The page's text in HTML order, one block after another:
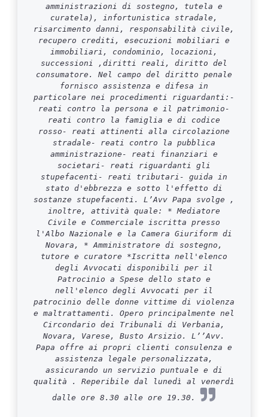
amministrazioni di sostegno, tutela e
curatela), infortunistica stradale,
risarcimento danni, responsabilità civile,
recupero crediti, esecuzioni mobiliari e
immobiliari, condominio, locazioni,
successioni ,diritti reali, diritto del
consumatore. Nel campo del diritto penale
fornisco assistenza e difesa in
particolare nei procedimenti riguardanti:-
reati contro la persona e il patrimonio-
reati contro la famiglia e di codice
rosso- reati attinenti alla circolazione
stradale- reati contro la pubblica
amministrazione- reati finanziari e
societari- reati riguardanti gli
stupefacenti- reati tributari- guida in
stato d'ebbrezza e sotto l'effetto di
sostanze stupefacenti. L’Avv Papa svolge ,
inoltre, attività quale: * Mediatore
Civile e Commerciale iscritta presso
l'Albo Nazionale e la Camera Giuriform di
Novara, * Amministratore di sostegno,
tutore e curatore *Iscritta nell'elenco
degli Avvocati disponibili per il
Patrocinio a Spese dello stato e
nell'elenco degli Avvocati per il
patrocinio delle donne vittime di violenza
e maltrattamenti. Opero principalmente nel
Circondario dei Tribunali di Verbania,
Novara, Varese, Busto Arsizio. L’’Avv.
Papa offre ai propri clienti consulenza e
assistenza legale personalizzata,
assicurando un servizio puntuale e di
qualità . Reperibile dal lunedì al venerdì
dalle ore 8.30 alle ore 19.30.